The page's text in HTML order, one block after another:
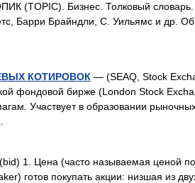
(TOPIC). Бизнес. Толковый
Барри Брайндли, С. Уильямс и др.
КОТИРОВОК — (SEAQ, Stock
фондовой бирже (London Stock
Участвует в образовании
1. Цена (часто называемая ценой
готов покупать акции: низшая из